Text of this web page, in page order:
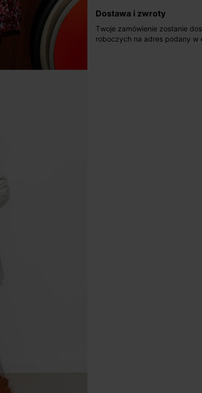
Dostawa i zwroty
Twoje zamówienie zostanie
roboczych na adres podany w